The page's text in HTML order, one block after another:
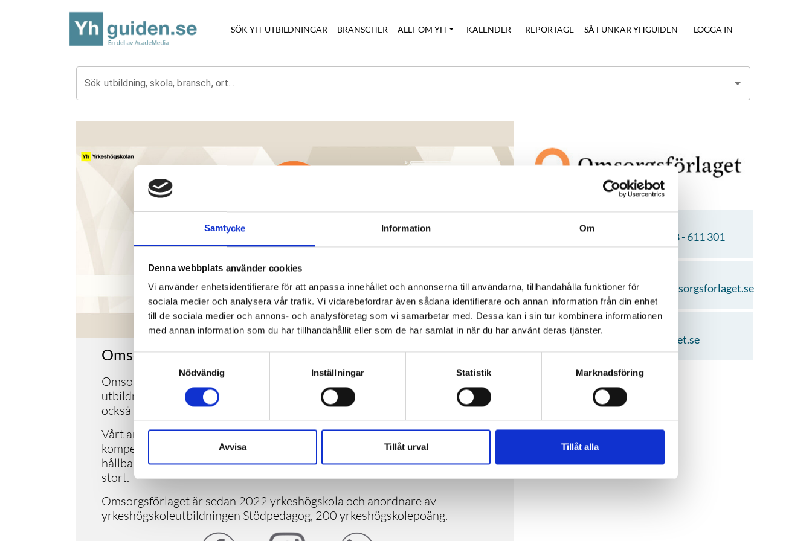
Samtycke Information Om
Denna webbplats använder cookies
Vi använder enhetsidentifierare för att anpassa innehållet och annonserna till användarna, tillhandahålla funktioner för
sociala medier och analysera vår trafik. Vi vidarebefordrar även sådana identifierare och annan information från din enhet
till de sociala medier och annons- och analysföretag som vi samarbetar med. Dessa kan i sin tur kombinera informationen
med annan information som du har tillhandahållit eller som de har samlat in när du har använt deras tjänster.
Samtyckesval
Nödvändig
Inställningar Statistik Marknadsföring
Avvisa Tillåt urval Tillåt alla
SÖK YH-UTBILDNINGAR BRANSCHER ALLT OM YH KALENDER REPORTAGE SÅ FUNKAR YHGUIDEN LOGGA IN
Sök utbildning, skola, bransch, ort...
Omsorgsförlaget
Omsorgsförlaget är ett socialt utbildningsföretag. Vi arbetar med
utbildning, föreläsningar och litteratur inom omsorgsverksamhet, men
också inriktningar inom socialt arbete, hälsa och skola.
Vårt arbete utgår från en helhetssyn på människan, där en yrkesmässig
kompetensutveckling kombineras med personlig utveckling och som ger en
hållbar, långtidsverkande effekt för dig, verksamheten och samhället i
stort.
Omsorgsförlaget är sedan 2022 yrkeshögskola och anordnare av
yrkeshögskoleutbildningen Stödpedagog, 200 yrkeshögskolepoäng.
Ring utbildaren
0738 - 611 300, 0738 - 611 301
yrkeshogskolan@omsorgsforlaget.se
Skolans hemsida
www.omsorgsforlaget.se